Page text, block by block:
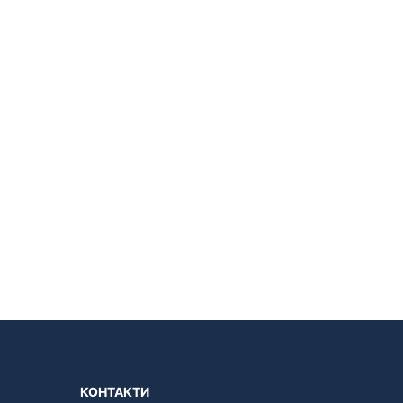
КОНТАКТИ